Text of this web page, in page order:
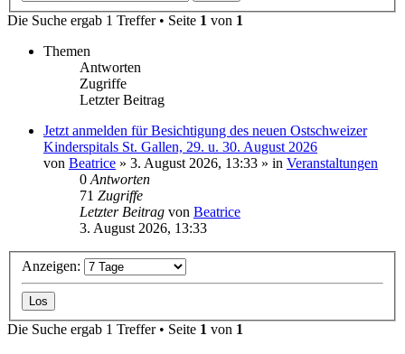
Die Suche ergab 1 Treffer • Seite 1 von 1
Themen
Antworten
Zugriffe
Letzter Beitrag
Jetzt anmelden für Besichtigung des neuen Ostschweizer
Kinderspitals St. Gallen, 29. u. 30. August 2026
von Beatrice » 3. August 2026, 13:33 » in Veranstaltungen
0 Antworten
71 Zugriffe
Letzter Beitrag von Beatrice
3. August 2026, 13:33
Anzeigen:
Die Suche ergab 1 Treffer • Seite 1 von 1